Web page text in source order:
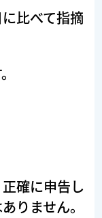
比べて指摘
確に申告し
りません。